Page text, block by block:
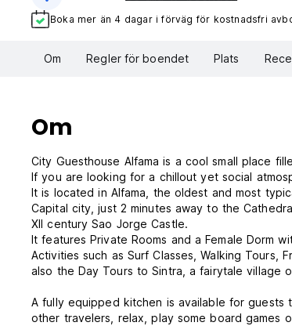
Boka mer än 4 dagar i förväg för kostnadsfri
Om Regler för boendet Plats
Om
City Guesthouse Alfama is a cool small place
If you are looking for a chillout yet social
It is located in Alfama, the oldest and most
Capital city, just 2 minutes away to the
XII century Sao Jorge Castle.
It features Private Rooms and a Female Dorm
Activities such as Surf Classes, Walking Tours,
also the Day Tours to Sintra, a fairytale village
A fully equipped kitchen is available for guests
other travelers, relax, play some board games